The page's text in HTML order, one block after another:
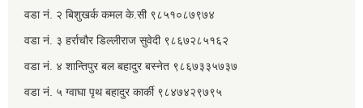
वडा नं. २ ‌‍बिशुखर्क कमल के.सी ९८५१०८७९७४
वडा नं. ३ हर्राचौर डिल्लीराज सुवेदी ९८६७२८५१६२
वडा नं. ४ शान्तिपुर बल बहादुर बस्नेत​ ९८६७३३५७३७
वडा नं. ५ ग्वाघा पृथ बहादुर कार्की ९८४७४२९७९५